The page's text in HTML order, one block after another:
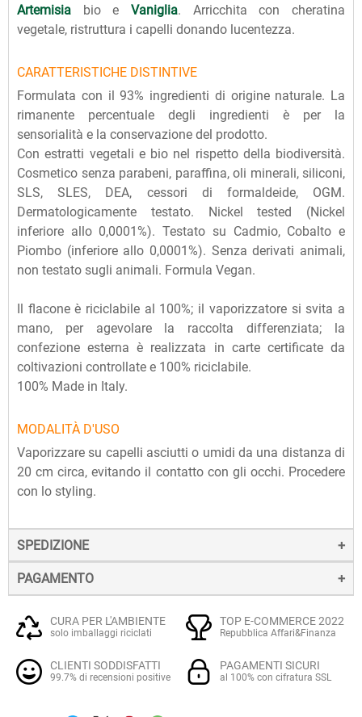
Artemisia bio e Vaniglia. Arricchita con cheratina
vegetale, ristruttura i capelli donando lucentezza.
CARATTERISTICHE DISTINTIVE
Formulata con il 93% ingredienti di origine naturale. La
rimanente percentuale degli ingredienti è per la
sensorialità e la conservazione del prodotto.
Con estratti vegetali e bio nel rispetto della biodiversità.
Cosmetico senza parabeni, paraffina, oli minerali, siliconi,
SLS, SLES, DEA, cessori di formaldeide, OGM.
Dermatologicamente testato. Nickel tested (Nickel
inferiore allo 0,0001%). Testato su Cadmio, Cobalto e
Piombo (inferiore allo 0,0001%). Senza derivati animali,
non testato sugli animali. Formula Vegan.
Il flacone è riciclabile al 100%; il vaporizzatore si svita a
mano, per agevolare la raccolta differenziata; la
confezione esterna è realizzata in carte certificate da
coltivazioni controllate e 100% riciclabile.
100% Made in Italy.
MODALITÀ D'USO
Vaporizzare su capelli asciutti o umidi da una distanza di
20 cm circa, evitando il contatto con gli occhi. Procedere
con lo styling.
SPEDIZIONE
La spedizione dei prodotti avviene entro 24 ore dall'ordine
(sabato e festivi esclusi), tramite corriere SDA.
Quando l'ordine sarà spedito, riceverai una e-mail di
conferma, contenente un link alla tracciatura online
dell'invio, che ti permetterà di verificare in tempo reale lo
stato della spedizione.
PAGAMENTO
Il pagamento degli ordini può avvenire:
altre carte prepagate abilitate), su server sicuro Paypal.
CURA PER L'AMBIENTE
solo imballaggi riciclati
TOP E-COMMERCE 2022
Repubblica Affari&Finanza
CLIENTI SODDISFATTI
99.7% di recensioni positive
PAGAMENTI SICURI
al 100% con cifratura SSL